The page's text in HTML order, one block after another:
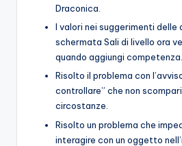
Draconica.
I valori nei suggerimenti delle
schermata Sali di livello ora
quando aggiungi competenza.
Risolto il problema con
controllare” che non
circostanze.
Risolto un problema che
interagire con un oggetto